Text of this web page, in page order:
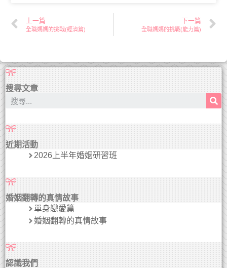
上一篇
全職媽媽的挑戰(經濟篇)
下一篇
全職媽媽的挑戰(能力篇)
搜尋文章
近期活動
2026上半年婚姻研習班
婚姻翻轉的真情故事
單身戀愛篇
婚姻翻轉的真情故事
認識我們